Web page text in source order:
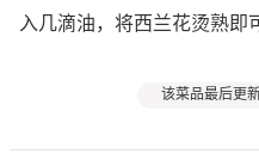
入几滴油，将西兰花烫熟即
该菜品最后更